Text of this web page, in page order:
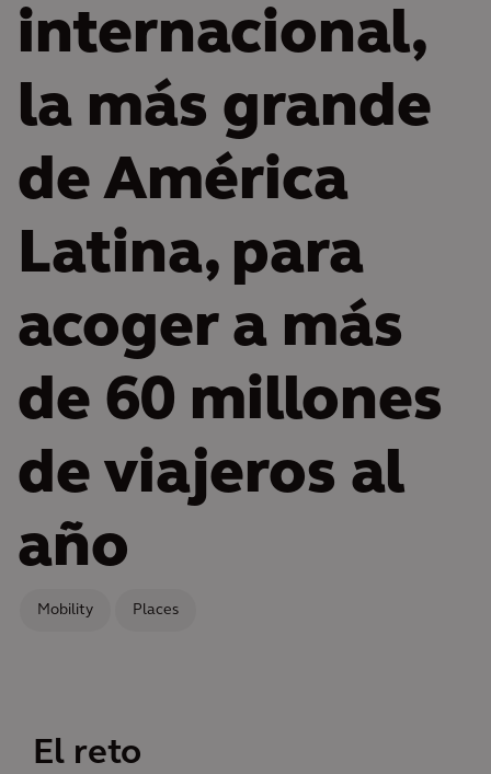
internacional,
la más grande
de América
Latina, para
acoger a más
de 60 millones
de viajeros al
año
Mobility Places
El reto